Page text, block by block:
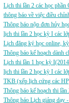
Lịch thi lần 2 các học
thông báo về việc điều
Thông báo nộp đơn hủy
lịch thi lần 2 học kỳ I các
Lịch đăng ký học online,
Thông báo kế hoạch dành
Lịch thi lần 1 học kỳ
lịch thi lần 2 học kỳ I các
TKB (xếp lịch cứng các
Thông báo kế hoạch thi
Thông báo Lịch giảng dạy